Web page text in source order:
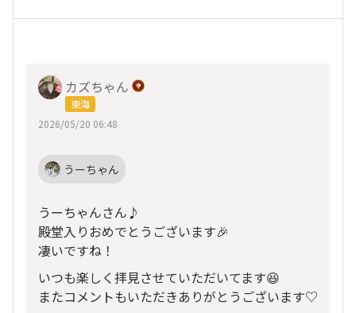
カズちゃん
東海
2026/05/20 06:48
うーちゃん
うーちゃんさん♪
殿堂入りおめでとうございます🎉
凄いですね！
いつも楽しく拝見させていただいてます😆
またコメントもいただきありがとうございます♡